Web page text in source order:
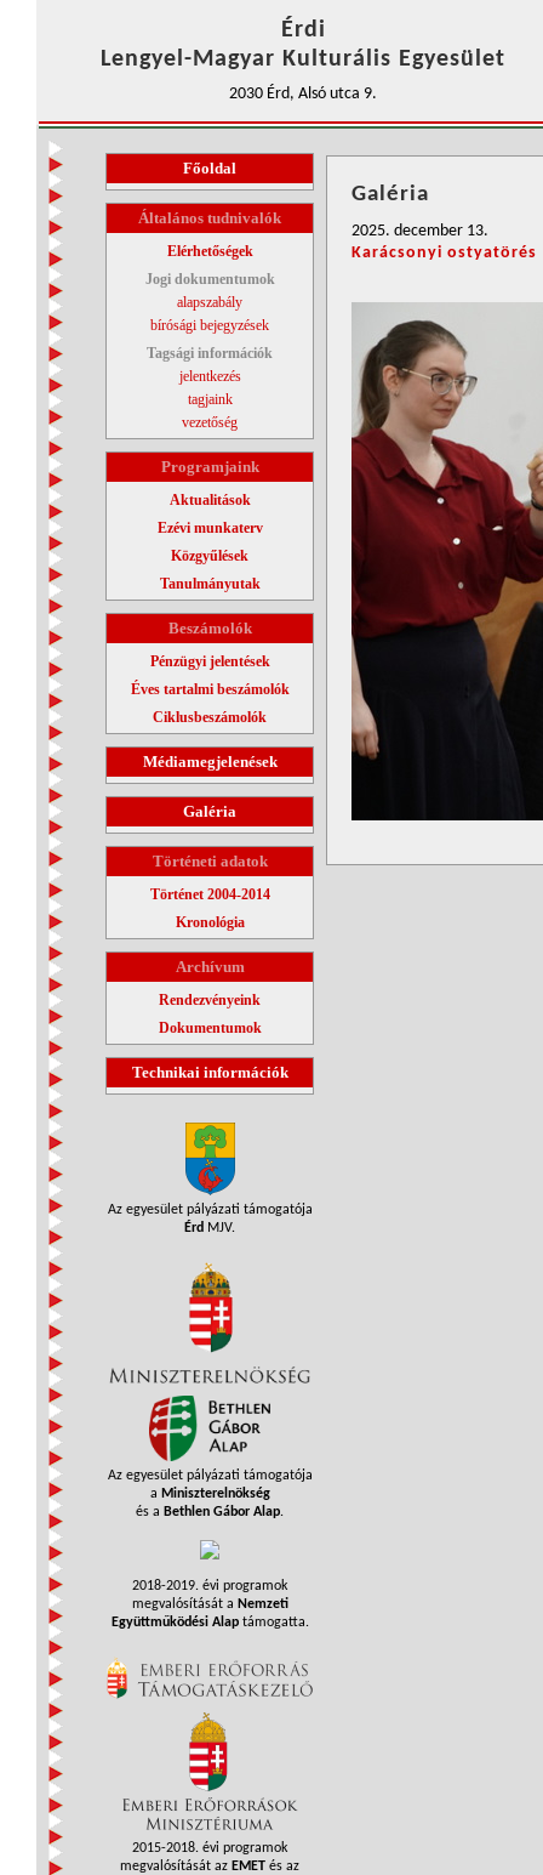
Érdi
Lengyel-Magyar Kulturális Egyesület
2030 Érd, Alsó utca 9.
Főoldal
Általános tudnivalók
Elérhetőségek
Jogi dokumentumok
alapszabály
bírósági bejegyzések
Tagsági információk
jelentkezés
tagjaink
vezetőség
Programjaink
Aktualitások
Ezévi munkaterv
Közgyűlések
Tanulmányutak
Beszámolók
Pénzügyi jelentések
Éves tartalmi beszámolók
Ciklusbeszámolók
Médiamegjelenések
Galéria
Történeti adatok
Történet 2004-2014
Kronológia
Archívum
Rendezvényeink
Dokumentumok
Technikai információk
Az egyesület pályázati támogatója
Érd MJV.
Az egyesület pályázati támogatója
a Miniszterelnökség
és a Bethlen Gábor Alap.
2018-2019. évi programok
megvalósítását a Nemzeti
Együttműködési Alaptámogatta.
2015-2018. évi programok
megvalósítását az EMET és az
Galéria
2025. december 13.
Karácsonyi ostyatörés